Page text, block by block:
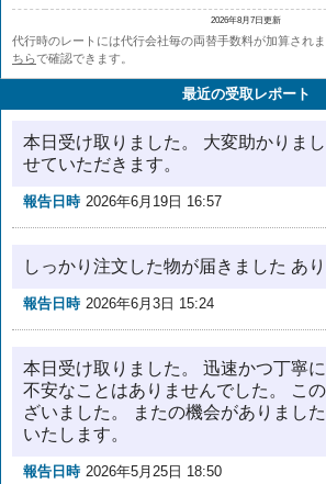
2026年8月7日更新
代行時のレートには代行会社毎の両替手数料が加算され
ちらで確認できます。
最近の受取レポート
本日受け取りました。 大変助かりま
せていただきます。
報告日時 2026年6月19日 16:57
しっかり注文した物が届きました あ
報告日時 2026年6月3日 15:24
本日受け取りました。 迅速かつ丁寧
不安なことはありませんでした。 こ
ざいました。 またの機会がありまし
いたします。
報告日時 2026年5月25日 18:50